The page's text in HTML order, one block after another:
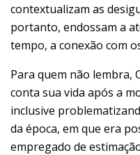
contextualizam as
portanto, endossam a
tempo, a conexão com
Para quem não lembra,
conta sua vida após a
inclusive
da época, em que era
empregado de